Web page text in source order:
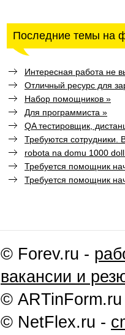
Последние темы на
Интересная работа не
Отличный ресурс для
Набор помощников »
Для программиста »
QA тестировщик,
Требуются сотрудники.
robota na domu 1000
Требуется помощник
Требуется помощник
© Forev.ru -
вакансии и
©
© NetFlex.ru -